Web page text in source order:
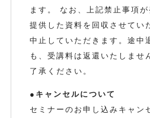
ます。 なお、上記禁止事項
提供した資料を回収させてい
中止していただきます。途中
も、受講料は返還いたしませ
了承ください。
●キャンセルについて
セミナーのお申し込みキャン